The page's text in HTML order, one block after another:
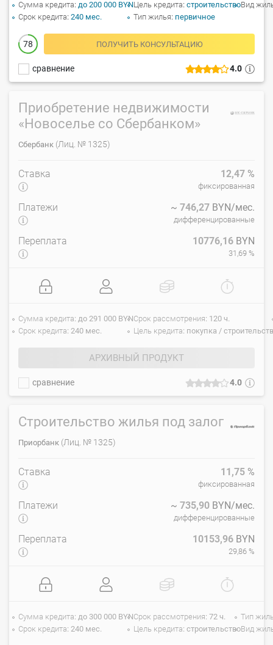
4.0
сравнение
78 ПОЛУЧИТЬ КОНСУЛЬТАЦИЮ
Сумма кредита до 200 000 BYN
Срок кредита 240 мес.
Цель кредита строительство
Тип жилья первичное
Вид
Приобретение недвижимости
«Новоселье со Сбербанком»
Сбербанк (Лиц. № 1325)
4.0
сравнение
Ставка 12,47 %
фиксированная
Платежи ~ 746,27 BYN/мес.
дифференцированные
Переплата 10776,16 BYN
31,69 %
АРХИВНЫЙ ПРОДУКТ
Сумма кредита до 291 000 BYN
Срок кредита 240 мес.
Срок рассмотрения 120 ч.
Цель кредита покупка /
Строительство жилья под залог
Приорбанк (Лиц. № 1325)
Ставка 11,75 %
фиксированная
Платежи ~ 735,90 BYN/мес.
дифференцированные
Переплата 10153,96 BYN
29,86 %
Сумма кредита до 300 000 BYN
Срок кредита 240 мес.
Срок рассмотрения 72 ч.
Цель кредита строительство
Тип
Вид